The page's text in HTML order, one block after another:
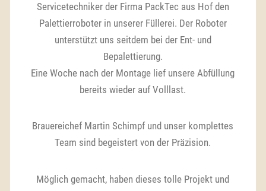
Servicetechniker der Firma PackTec aus Hof den
Palettierroboter in unserer Füllerei. Der Roboter
unterstützt uns seitdem bei der Ent- und
Bepalettierung.
Eine Woche nach der Montage lief unsere Abfüllung
bereits wieder auf Volllast.
Brauereichef Martin Schimpf und unser komplettes
Team sind begeistert von der Präzision.
Möglich gemacht, haben dieses tolle Projekt und